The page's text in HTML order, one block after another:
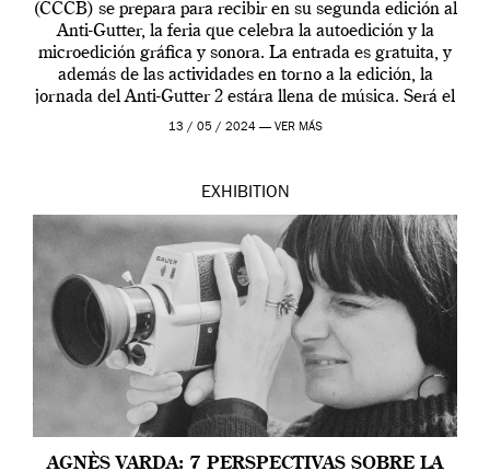
(CCCB) se prepara para recibir en su segunda edición al
Anti-Gutter, la feria que celebra la autoedición y la
microedición gráfica y sonora. La entrada es gratuita, y
además de las actividades en torno a la edición, la
jornada del Anti-Gutter 2 estára llena de música. Será el
[…]
13 / 05 / 2024 — VER MÁS
EXHIBITION
AGNÈS VARDA: 7 PERSPECTIVAS SOBRE LA